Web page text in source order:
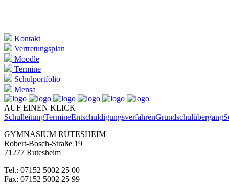
Kontakt
Vertretungsplan
Moodle
Termine
Schulportfolio
Mensa
AUF EINEN KLICK
SchulleitungTermineEntschuldigungsverfahrenGrundschulübergang
GYMNASIUM RUTESHEIM
Robert-Bosch-Straße 19
71277 Rutesheim
Tel.: 07152 5002 25 00
Fax: 07152 5002 25 99